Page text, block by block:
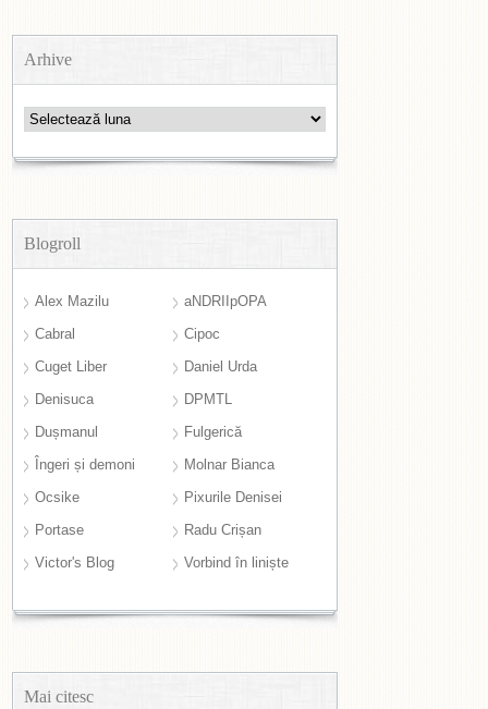
Arhive
Arhive
Blogroll
Alex Mazilu
aNDRIIpOPA
Cabral
Cipoc
Cuget Liber
Daniel Urda
Denisuca
DPMTL
Dușmanul
Fulgerică
Îngeri și demoni
Molnar Bianca
Ocsike
Pixurile Denisei
Portase
Radu Crișan
Victor's Blog
Vorbind în liniște
Mai citesc